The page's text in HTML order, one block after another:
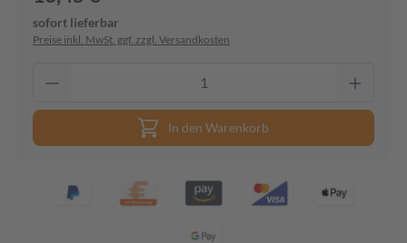
sofort lieferbar
Preise inkl. MwSt. ggf. zzgl. Versandkosten
In den Warenkorb